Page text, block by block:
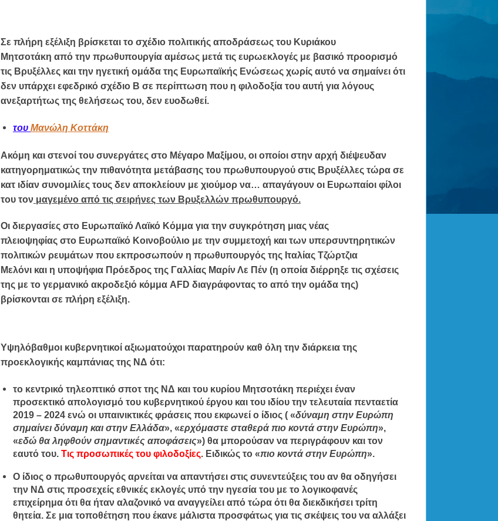
Σε πλήρη εξέλιξη βρίσκεται το σχέδιο πολιτικής αποδράσεως του Κυριάκου
Μητσοτάκη από την πρωθυπουργία αμέσως μετά τις ευρωεκλογές με βασικό προορισμό
τις Βρυξέλλες και την ηγετική ομάδα της Ευρωπαϊκής Ενώσεως χωρίς αυτό να σημαίνει ότι
δεν υπάρχει εφεδρικό σχέδιο Β σε περίπτωση που η φιλοδοξία του αυτή για λόγους
ανεξαρτήτως της θελήσεως του, δεν ευοδωθεί.
του Μανώλη Κοττάκη
Ακόμη και στενοί του συνεργάτες στο Μέγαρο Μαξίμου, οι οποίοι στην αρχή διέψευδαν
κατηγορηματικώς την πιθανότητα μετάβασης του πρωθυπουργού στις Βρυξέλλες τώρα σε
κατ ιδίαν συνομιλίες τους δεν αποκλείουν με χιούμορ να… απαγάγουν οι Ευρωπαίοι φίλοι
του τον μαγεμένο από τις σειρήνες των Βρυξελλών πρωθυπουργό.
Οι διεργασίες στο Ευρωπαϊκό Λαϊκό Κόμμα για την συγκρότηση μιας νέας
πλειοψηφίας στο Ευρωπαϊκό Κοινοβούλιο με την συμμετοχή και των υπερσυντηρητικών
πολιτικών ρευμάτων που εκπροσωπούν η πρωθυπουργός της Ιταλίας Τζώρτζια
Μελόνι και η υποψήφια Πρόεδρος της Γαλλίας Μαρίν Λε Πέν (η οποία διέρρηξε τις σχέσεις
της με το γερμανικό ακροδεξιό κόμμα AFD διαγράφοντας το από την ομάδα της)
βρίσκονται σε πλήρη εξέλιξη.
Υψηλόβαθμοι κυβερνητικοί αξιωματούχοι παρατηρούν καθ όλη την διάρκεια της
προεκλογικής καμπάνιας της ΝΔ ότι:
το κεντρικό τηλεοπτικό σποτ της ΝΔ και του κυρίου Μητσοτάκη περιέχει έναν
προσεκτικό απολογισμό του κυβερνητικού έργου και του ιδίου την τελευταία πενταετία
2019 – 2024 ενώ οι υπαινικτικές φράσεις που εκφωνεί ο ίδιος ( «δύναμη στην Ευρώπη
σημαίνει δύναμη και στην Ελλάδα», «ερχόμαστε σταθερά πιο κοντά στην Ευρώπη»,
«εδώ θα ληφθούν σημαντικές αποφάσεις») θα μπορούσαν να περιγράφουν και τον
εαυτό του. Τις προσωπικές του φιλοδοξίες. Ειδικώς το «πιο κοντά στην Ευρώπη».
Ο ίδιος ο πρωθυπουργός αρνείται να απαντήσει στις συνεντεύξεις του αν θα οδηγήσει
την ΝΔ στις προσεχείς εθνικές εκλογές υπό την ηγεσία του με το λογικοφανές
επιχείρημα ότι θα ήταν αλαζονικό να αναγγείλει από τώρα ότι θα διεκδικήσει τρίτη
θητεία. Σε μια τοποθέτηση που έκανε μάλιστα προσφάτως για τις σκέψεις του να αλλάξει